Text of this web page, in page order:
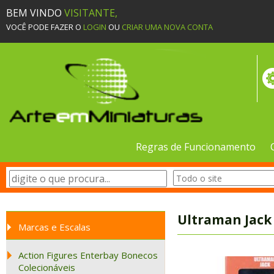
BEM VINDO VISITANTE,
VOCÊ PODE FAZER O LOGIN OU CRIAR UMA NOVA CONTA
Regras de Funcionamento
Marcas e Escalas
Action Figures Enterbay Bonecos
Colecionáveis
Ultraman